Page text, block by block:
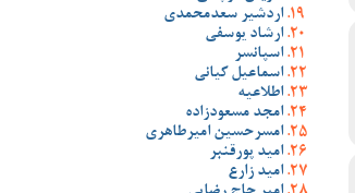
اردشیر سعدمحمدی
ارشاد یوسفی
اسپانسر
اسماعیل کیانی
اطلاعیه
امجد مسعودزاده
امسرحسین امیرطاهری
امید پورقنبر
امید زارع